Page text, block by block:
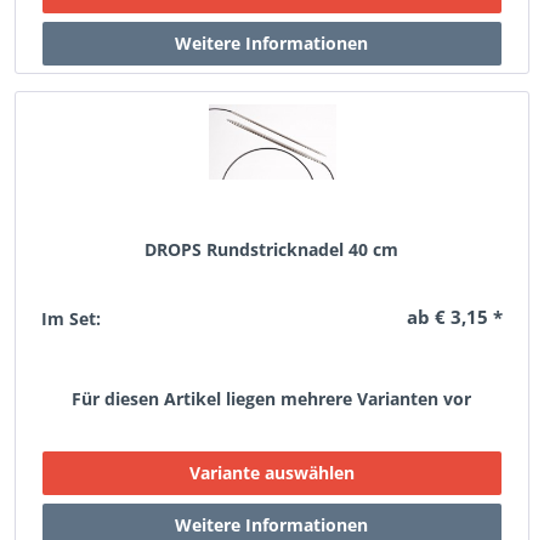
DROPS Rundstricknadel 40 cm
Im Set: ab € 3,15 *
Für diesen Artikel liegen mehrere Varianten vor